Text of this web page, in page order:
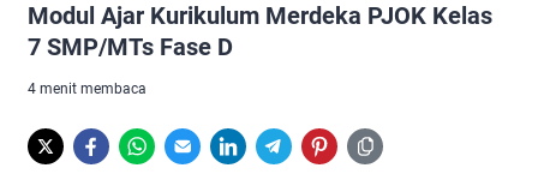
Modul Ajar Kurikulum Merdeka PJOK Kelas
7 SMP/MTs Fase D
4 menit membaca